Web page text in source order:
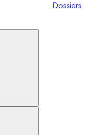
Dossiers